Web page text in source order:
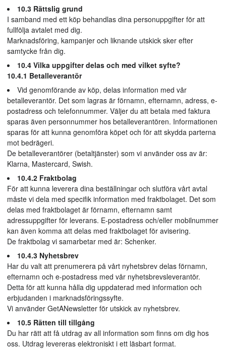
10.3 Rättslig grund
I samband med ett köp behandlas dina personuppgifter för att
fullfölja avtalet med dig.
Marknadsföring, kampanjer och liknande utskick sker efter
samtycke från dig.
10.4 Vilka uppgifter delas och med vilket syfte?
10.4.1 Betalleverantör
Vid genomförande av köp, delas information med vår
betalleverantör. Det som lagras är förnamn, efternamn, adress, e-
postadress och telefonnummer. Väljer du att betala med faktura
sparas även personnummer hos betalleverantören. Informationen
sparas för att kunna genomföra köpet och för att skydda parterna
mot bedrägeri.
De betalleverantörer (betaltjänster) som vi använder oss av är:
Klarna, Mastercard, Swish.
10.4.2 Fraktbolag
För att kunna leverera dina beställningar och slutföra vårt avtal
måste vi dela med specifik information med fraktbolaget. Det som
delas med fraktbolaget är förnamn, efternamn samt
adressuppgifter för leverans. E-postadress och/eller mobilnummer
kan även komma att delas med fraktbolaget för avisering.
De fraktbolag vi samarbetar med är: Schenker.
10.4.3 Nyhetsbrev
Har du valt att prenumerera på vårt nyhetsbrev delas förnamn,
efternamn och e-postadress med vår nyhetsbrevsleverantör.
Detta för att kunna hålla dig uppdaterad med information och
erbjudanden i marknadsföringssyfte.
Vi använder GetANewsletter för utskick av nyhetsbrev.
10.5 Rätten till tillgång
Du har rätt att få utdrag av all information som finns om dig hos
oss. Utdrag levereras elektroniskt i ett läsbart format.